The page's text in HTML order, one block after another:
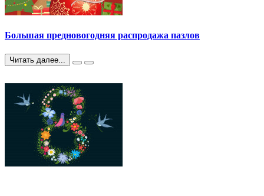
Большая предновогодняя распродажа пазлов
Читать далее...